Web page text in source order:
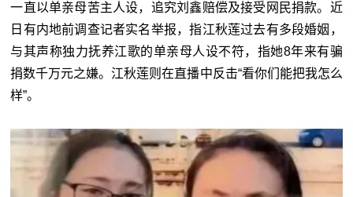
一直以单亲母苦主人设，追究刘鑫赔偿及接受网民捐款。近
日有内地前调查记者实名举报，指江秋莲过去有多段婚姻，
与其声称独力抚养江歌的单亲母人设不符，指她8年来有骗
捐数千万元之嫌。江秋莲则在直播中反击“看你们能把我怎么
样”。